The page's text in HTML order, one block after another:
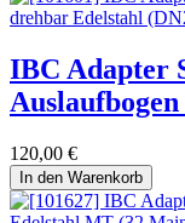
IBC Adapter
120,00 €
In den Warenkorb